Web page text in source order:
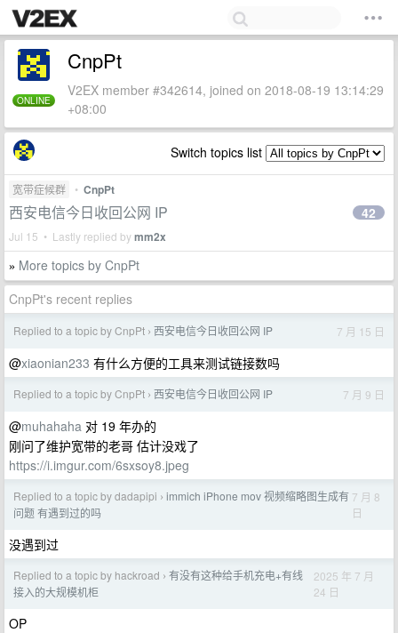
ONLINE
CnpPt
V2EX member #342614, joined on 2018-08-19 13:14:29
+08:00
Switch topics list
宽带症候群 • CnpPt
西安电信今日收回公网 IP
Jul 15 • Lastly replied bymm2x
42
» More topics by CnpPt
CnpPt's recent replies
Replied to a topic by CnpPt › 西安电信今日收回公网 IP 7 月 15 日
@xiaonian233 有什么方便的工具来测试链接数吗
Replied to a topic by CnpPt › 西安电信今日收回公网 IP 7 月 9 日
@muhahaha 对 19 年办的
刚问了维护宽带的老哥 估计没戏了
https://i.imgur.com/6sxsoy8.jpeg
Replied to a topic by dadapipi › immich iPhone mov 视频缩略图生成有
问题 有遇到过的吗
7 月 8
日
没遇到过
Replied to a topic by hackroad › 有没有这种给手机充电+有线
接入的大规模机柜
2025 年 7 月
24 日
OP